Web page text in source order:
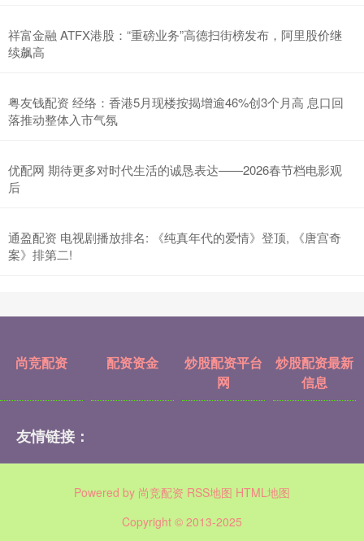
祥富金融 ATFX港股：“重磅业务”高德扫街榜发布，阿里股价继
续飙高
粤友钱配资 经络：香港5月现楼按揭增逾46%创3个月高 息口回
落推动整体入市气氛
优配网 期待更多对时代生活的诚恳表达——2026春节档电影观
后
通盈配资 电视剧播放排名: 《纯真年代的爱情》登顶, 《唐宫奇
案》排第二!
尚竞配资 配资资金
炒股配资平台
网
炒股配资最新
信息
友情链接：
Powered by 尚竞配资 RSS地图 HTML地图
Copyright © 2013-2025